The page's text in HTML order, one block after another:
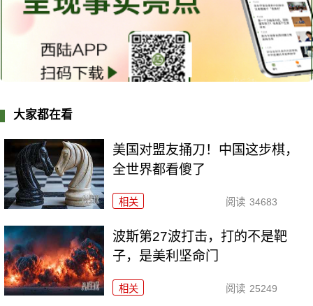
大家都在看
美国对盟友捅刀！中国这步棋，
全世界都看傻了
相关 阅读 34683
波斯第27波打击，打的不是靶
子，是美利坚命门
相关 阅读 25249